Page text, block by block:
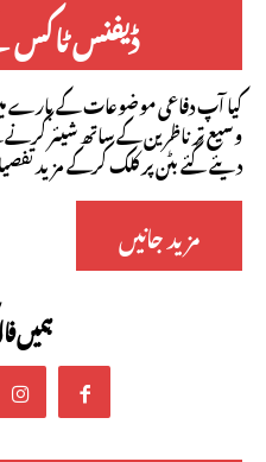
ڈیفنس
کیا آپ دفاعی موضوعات کے بارے
وسیع تر ناظرین کے ساتھ شیئر
دیئے گئے بٹن پر کلک کرکے مزید
مزید جانیں
ہمیں